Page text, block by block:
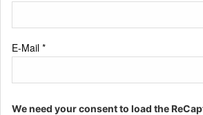
E-Mail *
We need your consent to load the